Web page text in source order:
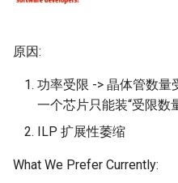
原因:
功率受限 -> 晶体管数量
一个芯片只能装“受限数
ILP 扩展性萎缩
What We Prefer Currently: